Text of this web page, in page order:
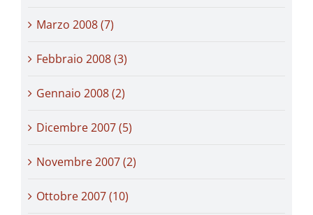
Marzo 2008 (7)
Febbraio 2008 (3)
Gennaio 2008 (2)
Dicembre 2007 (5)
Novembre 2007 (2)
Ottobre 2007 (10)